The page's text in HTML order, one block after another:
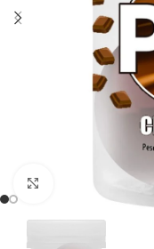
Clique para ampliar